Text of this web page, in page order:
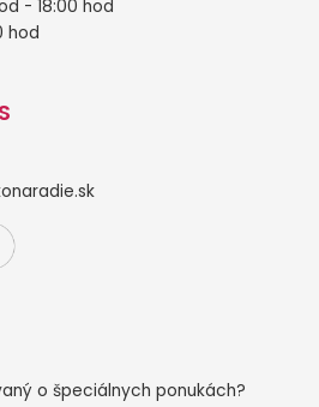
- 18:00 hod
hod
o špeciálnych ponukách?